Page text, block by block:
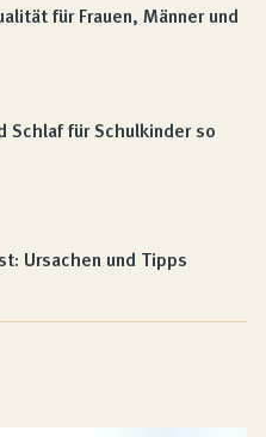
für Frauen, Männer und
Schlaf für Schulkinder so
Ursachen und Tipps